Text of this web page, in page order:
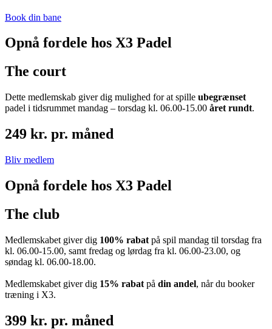
Book din bane
Opnå fordele hos X3 Padel
The court
Dette medlemskab giver dig mulighed for at spille ubegrænset
padel i tidsrummet mandag – torsdag kl. 06.00-15.00 året rundt.
249 kr. pr. måned
Bliv medlem
Opnå fordele hos X3 Padel
The club
Medlemskabet giver dig 100% rabat på spil mandag til torsdag fra
kl. 06.00-15.00, samt fredag og lørdag fra kl. 06.00-23.00, og
søndag kl. 06.00-18.00.
Medlemskabet giver dig 15% rabat på din andel, når du booker
træning i X3.
399 kr. pr. måned